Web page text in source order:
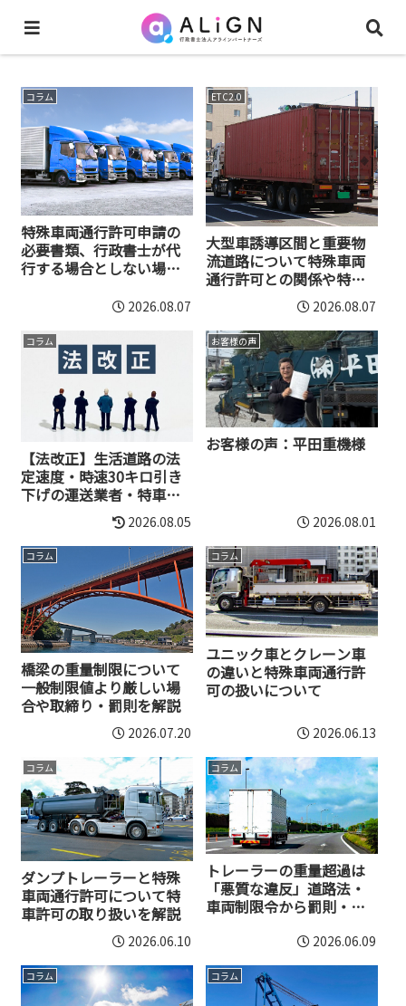
コラム
特殊車両通行許可申請の
必要書類、行政書士が代
行する場合としない場合
2026.08.07
ETC2.0
大型車誘導区間と重要物
流道路について特殊車両
通行許可との関係や特車
ゴールドの要件を解説
2026.08.07
コラム
【法改正】生活道路の法
定速度・時速30キロ引き
下げの運送業者・特車許
可への影響と対策2026.08.05
お客様の声
お客様の声：平田重機様
2026.08.01
コラム
橋梁の重量制限について
一般制限値より厳しい場
合や取締り・罰則を解説
2026.07.20
コラム
ユニック車とクレーン車
の違いと特殊車両通行許
可の扱いについて
2026.06.13
コラム
ダンプトレーラーと特殊
車両通行許可について特
車許可の取り扱いを解説
2026.06.10
コラム
トレーラーの重量超過は
「悪質な違反」道路法・
車両制限令から罰則・特
2026.06.09
コラム コラム